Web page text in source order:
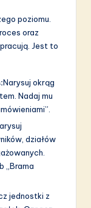
poziomu.
oraz
Jest to
Narysuj okrąg
Nadaj mu
działów
„Brama
jednostki z